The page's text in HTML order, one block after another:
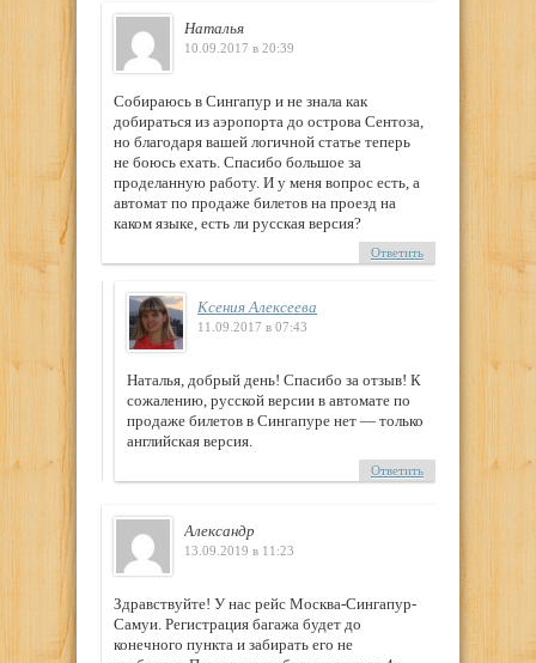
Наталья
10.09.2017 в 20:39
Собираюсь в Сингапур и не знала как
добираться из аэропорта до острова Сентоза,
но благодаря вашей логичной статье теперь
не боюсь ехать. Спасибо большое за
проделанную работу. И у меня вопрос есть, а
автомат по продаже билетов на проезд на
каком языке, есть ли русская версия?
Ответить
Ксения Алексеева
11.09.2017 в 07:43
Наталья, добрый день! Спасибо за отзыв! К
сожалению, русской версии в автомате по
продаже билетов в Сингапуре нет — только
английская версия.
Ответить
Александр
13.09.2019 в 11:23
Здравствуйте! У нас рейс Москва-Сингапур-
Самуи. Регистрация багажа будет до
конечного пункта и забирать его не